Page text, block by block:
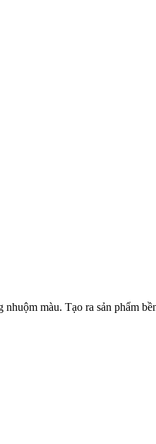
màu. Tạo ra sản phẩm